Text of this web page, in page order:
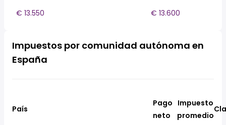
€ 13.550
€ 13.600
Impuestos por comunidad autónoma en
España
País
Pago
neto
Impuesto
promedio